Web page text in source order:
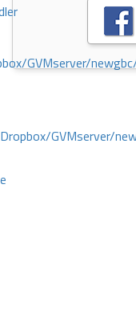
GVMserver/
GVMserver/